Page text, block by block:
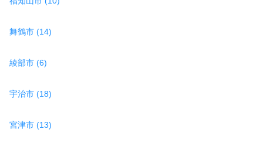
舞鶴市 (14)
綾部市 (6)
宇治市 (18)
宮津市 (13)